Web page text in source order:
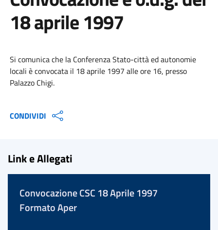
18 aprile 1997
Si comunica che la Conferenza Stato-città ed autonomie
locali è convocata il 18 aprile 1997 alle ore 16, presso
Palazzo Chigi.
CONDIVIDI
Link e Allegati
Convocazione CSC 18 Aprile 1997
Formato Aper